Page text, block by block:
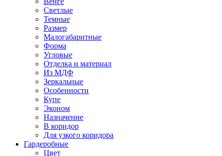
Светлые
Темные
Размер
Малогабаритные
Форма
Угловые
Отделка и материал
Из МДФ
Зеркальные
Особенности
Купе
Эконом
Назначение
В коридор
Для узкого коридора
Гардеробные
Цвет